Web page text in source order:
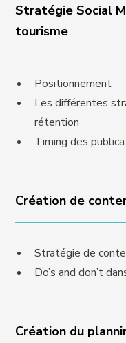
Stratégie Social
tourisme
Positionnement
Les différentes
rétention
Timing des
Création de
Stratégie de
Do’s and don’t
Création du